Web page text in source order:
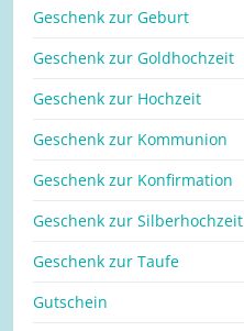
Geschenk zur Geburt
Geschenk zur Goldhochzeit
Geschenk zur Hochzeit
Geschenk zur Kommunion
Geschenk zur Konfirmation
Geschenk zur Silberhochzeit
Geschenk zur Taufe
Gutschein